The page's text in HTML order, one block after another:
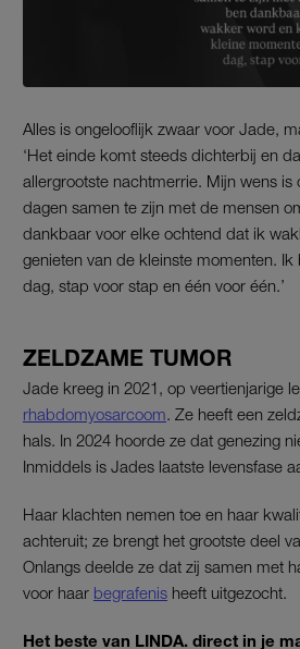
Alles is ongelooflijk zwaar voor Jade,
‘Het einde komt steeds dichterbij en
allergrootste nachtmerrie. Mijn wens is
dagen samen te zijn met de mensen
dankbaar voor elke ochtend dat ik
genieten van de kleinste momenten.
dag, stap voor stap en één voor één.’
ZELDZAME TUMOR
Jade kreeg in 2021, op veertienjarige
rhabdomyosarcoom. Ze heeft een
hals. In 2024 hoorde ze dat genezing
Inmiddels is Jades laatste levensfase
Haar klachten nemen toe en haar
achteruit; ze brengt het grootste deel
Onlangs deelde ze dat zij samen met
voor haar begrafenis heeft uitgezocht.
Het beste van LINDA. direct in je